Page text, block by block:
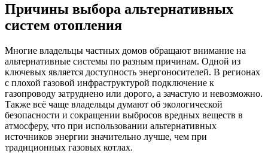
Причины выбора альтернативных
систем отопления
Многие владельцы частных домов обращают внимание на
альтернативные системы по разным причинам. Одной из
ключевых является доступность энергоносителей. В регионах
с плохой газовой инфраструктурой подключение к
газопроводу затруднено или дорого, а зачастую и невозможно.
Также всё чаще владельцы думают об экологической
безопасности и сокращении выбросов вредных веществ в
атмосферу, что при использовании альтернативных
источников энергии значительно лучше, чем при
традиционных газовых котлах.